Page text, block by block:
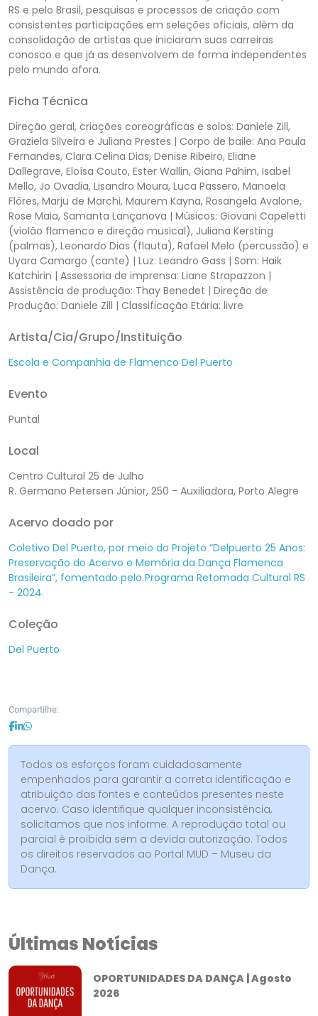
RS e pelo Brasil, pesquisas e processos de criação com
consistentes participações em seleções oficiais, além da
consolidação de artistas que iniciaram suas carreiras
conosco e que já as desenvolvem de forma independentes
pelo mundo afora.
Ficha Técnica
Direção geral, criações coreográficas e solos: Daniele Zill,
Graziela Silveira e Juliana Prestes | Corpo de baile: Ana Paula
Fernandes, Clara Celina Dias, Denise Ribeiro, Eliane
Dallegrave, Eloísa Couto, Ester Wallin, Giana Pahim, Isabel
Mello, Jo Ovadia, Lisandro Moura, Luca Passero, Manoela
Flôres, Marju de Marchi, Maurem Kayna, Rosangela Avalone,
Rose Maia, Samanta Lançanova | Músicos: Giovani Capeletti
(violão flamenco e direção musical), Juliana Kersting
(palmas), Leonardo Dias (flauta), Rafael Melo (percussão) e
Uyara Camargo (cante) | Luz: Leandro Gass | Som: Haik
Katchirin | Assessoria de imprensa: Liane Strapazzon |
Assistência de produção: Thay Benedet | Direção de
Produção: Daniele Zill | Classificação Etária: livre
Artista/Cia/Grupo/Instituição
Escola e Companhia de Flamenco Del Puerto
Evento
Puntal
Local
Centro Cultural 25 de Julho
R. Germano Petersen Júnior, 250 - Auxiliadora, Porto Alegre
Acervo doado por
Coletivo Del Puerto, por meio do Projeto “Delpuerto 25 Anos:
Preservação do Acervo e Memória da Dança Flamenca
Brasileira”, fomentado pelo Programa Retomada Cultural RS
- 2024.
Coleção
Del Puerto
Compartilhe:
Todos os esforços foram cuidadosamente
empenhados para garantir a correta identificação e
atribuição das fontes e conteúdos presentes neste
acervo. Caso identifique qualquer inconsistência,
solicitamos que nos informe. A reprodução total ou
parcial é proibida sem a devida autorização. Todos
os direitos reservados ao Portal MUD – Museu da
Dança.
Últimas Notícias
OPORTUNIDADES DA DANÇA | Agosto
2026